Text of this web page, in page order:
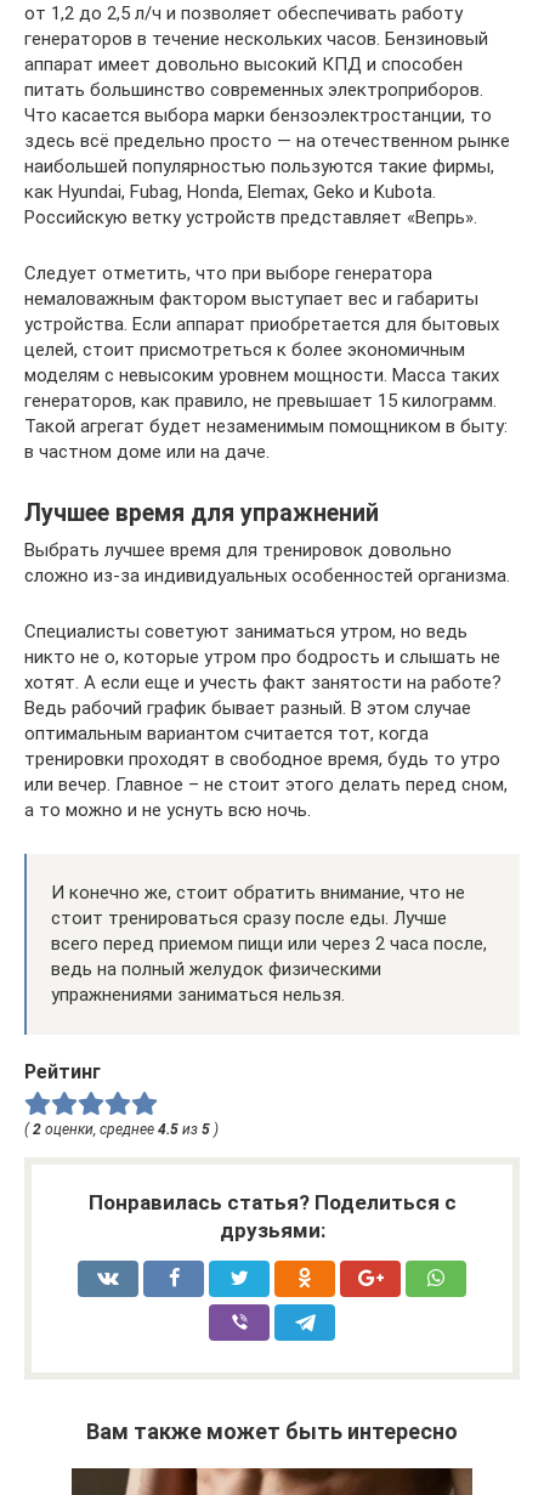
от 1,2 до 2,5 л/ч и позволяет обеспечивать работу
генераторов в течение нескольких часов. Бензиновый
аппарат имеет довольно высокий КПД и способен
питать большинство современных электроприборов.
Что касается выбора марки бензоэлектростанции, то
здесь всё предельно просто — на отечественном рынке
наибольшей популярностью пользуются такие фирмы,
как Hyundai, Fubag, Honda, Elemax, Geko и Kubota.
Российскую ветку устройств представляет «Вепрь».
Следует отметить, что при выборе генератора
немаловажным фактором выступает вес и габариты
устройства. Если аппарат приобретается для бытовых
целей, стоит присмотреться к более экономичным
моделям с невысоким уровнем мощности. Масса таких
генераторов, как правило, не превышает 15 килограмм.
Такой агрегат будет незаменимым помощником в быту:
в частном доме или на даче.
Лучшее время для упражнений
Выбрать лучшее время для тренировок довольно
сложно из-за индивидуальных особенностей организма.
Специалисты советуют заниматься утром, но ведь
никто не о, которые утром про бодрость и слышать не
хотят. А если еще и учесть факт занятости на работе?
Ведь рабочий график бывает разный. В этом случае
оптимальным вариантом считается тот, когда
тренировки проходят в свободное время, будь то утро
или вечер. Главное – не стоит этого делать перед сном,
а то можно и не уснуть всю ночь.
И конечно же, стоит обратить внимание, что не
стоит тренироваться сразу после еды. Лучше
всего перед приемом пищи или через 2 часа после,
ведь на полный желудок физическими
упражнениями заниматься нельзя.
Рейтинг
(2 оценки, среднее 4.5 из 5 )
Понравилась статья? Поделиться с
друзьями:
Вам также может быть интересно